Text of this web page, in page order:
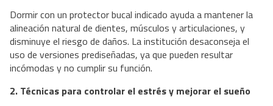
Dormir con un protector bucal indicado ayuda a mantener la
alineación natural de dientes, músculos y articulaciones, y
disminuye el riesgo de daños. La institución desaconseja el
uso de versiones prediseñadas, ya que pueden resultar
incómodas y no cumplir su función.
2. Técnicas para controlar el estrés y mejorar el sueño